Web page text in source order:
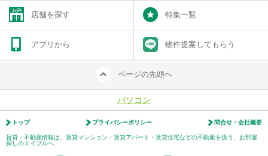
店舗を探す 特集一覧
アプリから 物件提案してもらう
ページの先頭へ
パソコン
トップ プライバシーポリシー 問合せ・会社概要
賃貸・不動産情報は、賃貸マンション・賃貸アパート・賃貸住宅などの不動産を扱う、お部屋
探しのエイブルへ